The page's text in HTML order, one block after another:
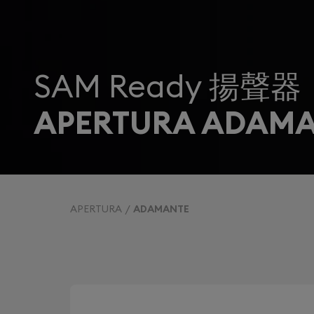
SAM Ready 揚聲器
APERTURA
APERTURA ADAMANTE